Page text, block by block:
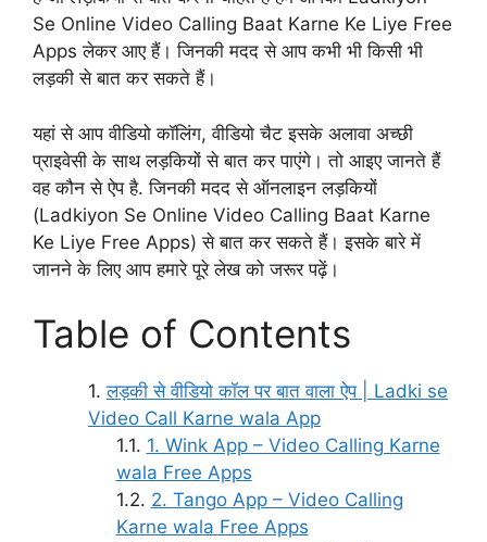
Se Online Video Calling Baat Karne Ke Liye Free
Apps लेकर आए हैं। जिनकी मदद से आप कभी भी किसी भी
लड़की से बात कर सकते हैं।
यहां से आप वीडियो कॉलिंग, वीडियो चैट इसके अलावा अच्छी
प्राइवेसी के साथ लड़कियों से बात कर पाएंगे। तो आइए जानते हैं
वह कौन से ऐप है. जिनकी मदद से ऑनलाइन लड़कियों
(Ladkiyon Se Online Video Calling Baat Karne
Ke Liye Free Apps) से बात कर सकते हैं। इसके बारे में
जानने के लिए आप हमारे पूरे लेख को जरूर पढ़ें।
Table of Contents
लड़की से वीडियो कॉल पर बात वाला ऐप | Ladki se
Video Call Karne wala App
1. Wink App – Video Calling Karne
wala Free Apps
2. Tango App – Video Calling
Karne wala Free Apps